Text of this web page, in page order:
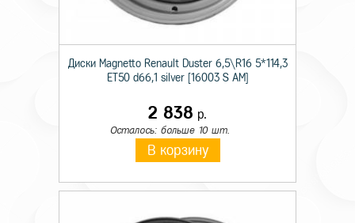
Диски Magnetto Renault Duster 6,5\R16 5*114,3
ET50 d66,1 silver [16003 S AM]
2 838 р.
Осталось: больше 10 шт.
В корзину